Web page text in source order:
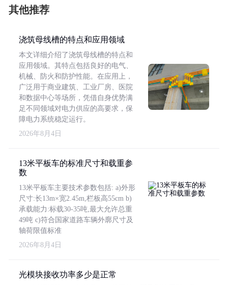
其他推荐
浇筑母线槽的特点和应用领域
本文详细介绍了浇筑母线槽的特点和
应用领域。其特点包括良好的电气、
机械、防火和防护性能。在应用上，
广泛用于商业建筑、工业厂房、医院
和数据中心等场所，凭借自身优势满
足不同领域对电力供应的高要求，保
障电力系统稳定运行。
2026年8月4日
13米平板车的标准尺寸和载重参
数
13米平板车主要技术参数包括: a)外形
尺寸:长13m×宽2.45m,栏板高55cm b)
承载能力:标载30-35吨,最大允许总重
49吨 c)符合国家道路车辆外廓尺寸及
轴荷限值标准
2026年8月4日
光模块接收功率多少是正常